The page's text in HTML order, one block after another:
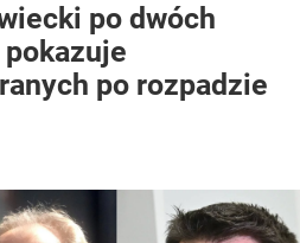
po dwóch
po rozpadzie